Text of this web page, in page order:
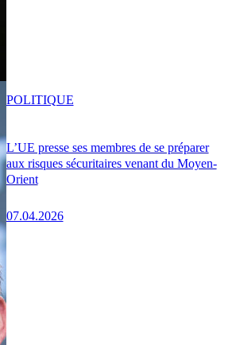
L’UE presse ses membres de se préparer
aux risques sécuritaires venant du Moyen-
Orient
07.04.2026
POLITIQUE